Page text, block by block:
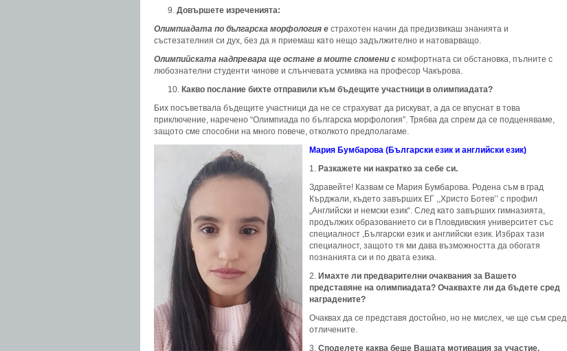
Довършете изреченията:
Олимпиадата по българска морфология е страхотен начин да предизвикаш знанията и
състезателния си дух, без да я приемаш като нещо задължително и натоварващо.
Олимпийската надпревара ще остане в моите спомени с комфортната си обстановка, пълните с
любознателни студенти чинове и слънчевата усмивка на професор Чакърова.
Какво послание бихте отправили към бъдещите участници в олимпиадата?
Бих посъветвала бъдещите участници да не се страхуват да рискуват, а да се впуснат в това
приключение, наречено “Олимпиада по българска морфология”. Трябва да спрем да се подценяваме,
защото сме способни на много повече, отколкото предполагаме.
Мария Бумбарова (Български език и английски език)
Разкажете ни накратко за себе си.
Здравейте! Казвам се Мария Бумбарова. Родена съм в град
Кърджали, където завърших ЕГ ,,Христо Ботев’’ с профил
„Английски и немски език“. След като завърших гимназията,
продължих образованието си в Пловдивския университет със
специалност ,Български език и английски език. Избрах тази
специалност, защото тя ми дава възможността да обогатя
познанията си и по двата езика.
Имахте ли предварителни очаквания за Вашето
представяне на олимпиадата? Очаквахте ли да бъдете сред
наградените?
Очаквах да се представя достойно, но не мислех, че ще съм сред
отличените.
Споделете каква беше Вашата мотивация за участие.